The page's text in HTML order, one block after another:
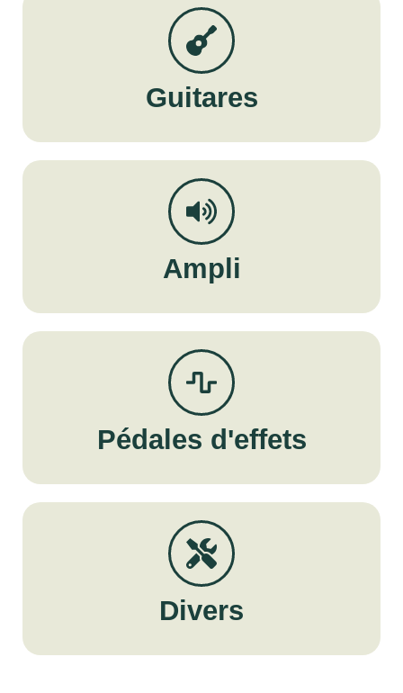
Guitares
Ampli
Pédales d'effets
Divers